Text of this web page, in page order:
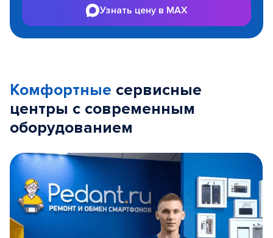
Узнать цену в MAX
Комфортные сервисные
центры с современным
оборудованием